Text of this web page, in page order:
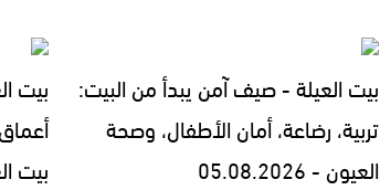
بيت العيلة - صيف آمن يبدأ من البيت:
تربية، رضاعة، أمان الأطفال، وصحة
العيون - 05.08.2026
بيت
بيت